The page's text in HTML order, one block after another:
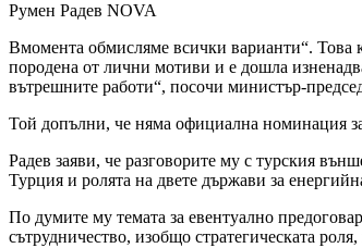
Румен Радев NOVA
Вмомента обмисляме всички варианти“. Това
породена от лични мотиви и е дошла
вътрешните работи“, посочи министър-
Той допълни, че няма официална номинация за
Радев заяви, че разговорите му с турския
Турция и ролята на двете държави за
По думите му темата за евентуално
сътрудничество, изобщо стратегическата